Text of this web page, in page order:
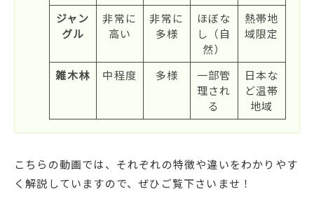
ジャン
グル
非常に
高い
非常に
多様
ほぼな
し（自
然）
熱帯地
域限定
雑木林 中程度 多様
一部管
理され
る
日本な
ど温帯
地域
こちらの動画では、それぞれの特徴や違いをわかりやす
く解説していますので、ぜひご覧下さいませ！